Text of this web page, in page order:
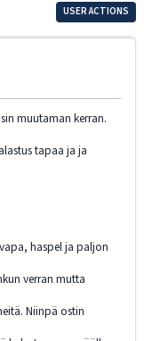
USER ACTIONS
muutaman kerran.
tapaa ja ja
haspel ja paljon
verran mutta
Niinpä ostin